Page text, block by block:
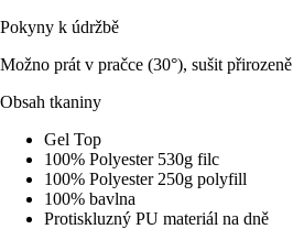
Pokyny k údržbě
Možno prát v pračce (30°), sušit přirozeně
Obsah tkaniny
Gel Top
100% Polyester 530g filc
100% Polyester 250g polyfill
100% bavlna
Protiskluzný PU materiál na dně